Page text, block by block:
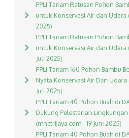
PPLI Tanam Ratusan Pohon
untuk Konservasi Air dan Udara
2025)
PPLI Tanam Ratusan Pohon
untuk Konservasi Air dan Udara
Juli 2025)
PPLI Tanam 160 Pohon Bambu
Nyata Konservasi Air Dan
Juli 2025)
PPLI Tanam 40 Pohon Buah di
Dukung Pelestarian
(mnctrijaya.com - 19 Juni 2025)
PPLI Tanam 40 Pohon Buah di